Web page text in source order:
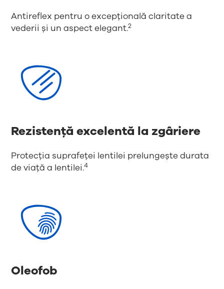
Antireflex pentru o excepțională claritate a
vederii și un aspect elegant.2
Rezistență excelentă la zgâriere
Protecția suprafeței lentilei prelungește durata
de viață a lentilei.4
Oleofob